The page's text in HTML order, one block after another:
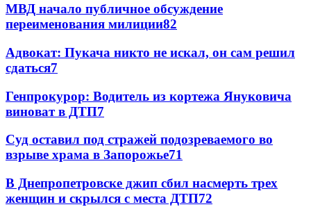
МВД начало публичное обсуждение
переименования милиции82
Адвокат: Пукача никто не искал, он сам решил
сдаться7
Генпрокурор: Водитель из кортежа Януковича
виноват в ДТП7
Суд оставил под стражей подозреваемого во
взрыве храма в Запорожье71
В Днепропетровске джип сбил насмерть трех
женщин и скрылся с места ДТП72